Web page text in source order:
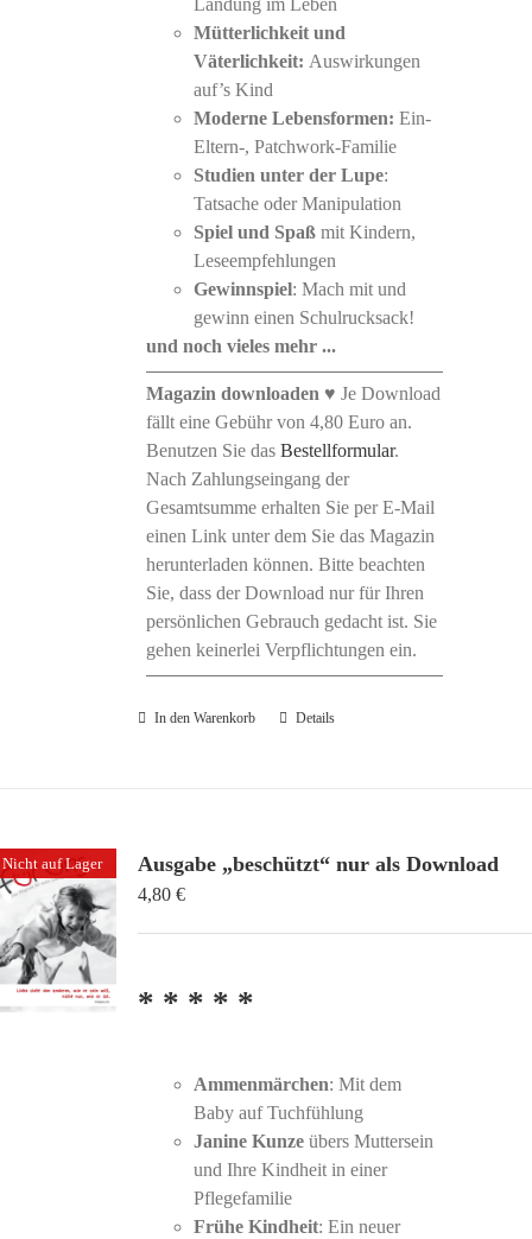
Landung im Leben
Mütterlichkeit und
Väterlichkeit: Auswirkungen
auf’s Kind
Moderne Lebensformen: Ein-
Eltern-, Patchwork-Familie
Studien unter der Lupe:
Tatsache oder Manipulation
Spiel und Spaß mit Kindern,
Leseempfehlungen
Gewinnspiel: Mach mit und
gewinn einen Schulrucksack!
und noch vieles mehr ...
Magazin downloaden ♥ Je Download
fällt eine Gebühr von 4,80 Euro an.
Benutzen Sie dasBestellformular.
Nach Zahlungseingang der
Gesamtsumme erhalten Sie per E-Mail
einen Link unter dem Sie das Magazin
herunterladen können. Bitte beachten
Sie, dass der Download nur für Ihren
persönlichen Gebrauch gedacht ist. Sie
gehen keinerlei Verpflichtungen ein.
In den Warenkorb Details
Nicht auf Lager Ausgabe „beschützt“ nur als Download
4,80€
* * * * *
Ammenmärchen: Mit dem
Baby auf Tuchfühlung
Janine Kunze übers Muttersein
und Ihre Kindheit in einer
Pflegefamilie
Frühe Kindheit: Ein neuer